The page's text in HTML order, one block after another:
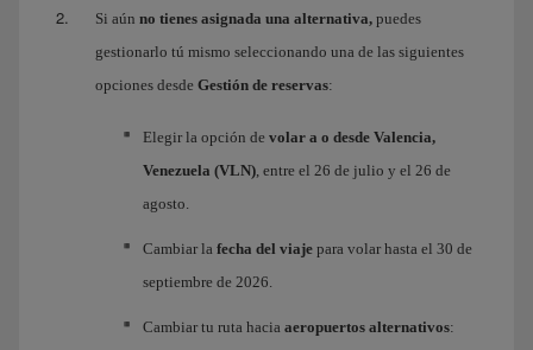
Si aún no tienes asignada una alternativa, puedes
gestionarlo tú mismo seleccionando una de las siguientes
opciones desde Gestión de reservas:
Elegir la opción de volar a o desde Valencia,
Venezuela (VLN), entre el 26 de julio y el 26 de
agosto.
Cambiar la fecha del viaje para volar hasta el 30 de
septiembre de 2026.
Cambiar tu ruta hacia aeropuertos alternativos: